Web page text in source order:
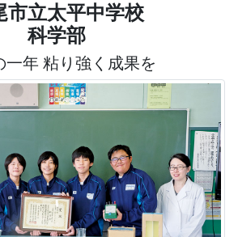
市立太平中学校
科学部
一年 粘り強く成果を